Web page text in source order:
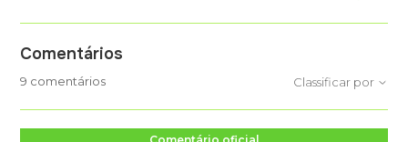
Comentários
9 comentários Classificar por